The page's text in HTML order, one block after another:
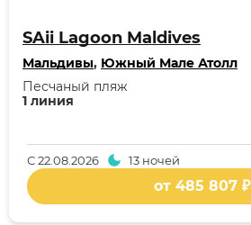
SAii Lagoon Maldives
Мальдивы, Южный Мале Атолл
1 линия
Песчаный пляж
С22.08.2026 13 ночей
от 485 807 ₽